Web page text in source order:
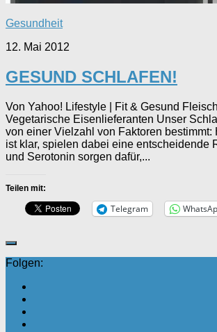
Gesundheit
12. Mai 2012
GESUND SCHLAFEN!
Von Yahoo! Lifestyle | Fit & Gesund
Vegetarische Eisenlieferanten Unser
von einer Vielzahl von Faktoren bestimmt:
ist klar, spielen dabei eine entscheidende
und Serotonin sorgen dafür,...
Teilen mit:
Telegram
Folgen: